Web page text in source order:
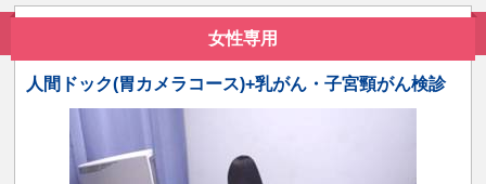
女性専用
人間ドック(胃カメラコース)+乳がん・子宮頸がん検診